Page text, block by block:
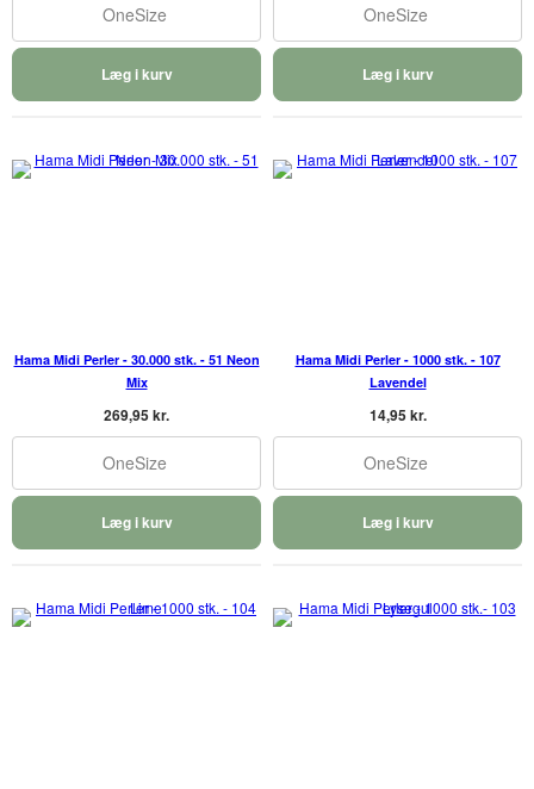
OneSize
Læg i kurv
OneSize
Læg i kurv
Hama Midi Perler - 30.000 stk. - 51 Neon
Mix
269,95 kr.
OneSize
Læg i kurv
Hama Midi Perler - 1000 stk. - 107
Lavendel
14,95 kr.
OneSize
Læg i kurv